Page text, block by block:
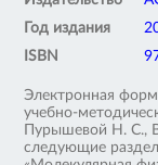
Год издания
ISBN
Электронная
учебно-
Пурышевой Н. С.,
следующие